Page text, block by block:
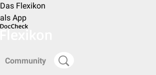
Das Flexikon
als App
Community